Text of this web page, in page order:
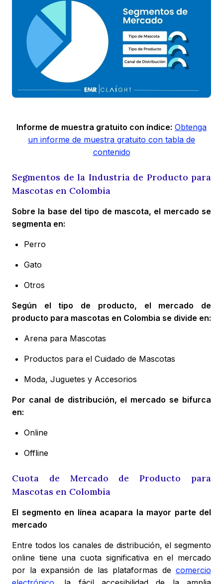
Informe de muestra gratuito con índice: Obtenga
un informe de muestra gratuito con tabla de
contenido
Segmentos de la Industria de Producto para
Mascotas en Colombia
Sobre la base del tipo de mascota, el mercado se
segmenta en:
Perro
Gato
Otros
Según el tipo de producto, el mercado de
producto para mascotas en Colombia se divide en:
Arena para Mascotas
Productos para el Cuidado de Mascotas
Moda, Juguetes y Accesorios
Por canal de distribución, el mercado se bifurca
en:
Online
Offline
Cuota de Mercado de Producto para
Mascotas en Colombia
El segmento en línea acapara la mayor parte del
mercado
Entre todos los canales de distribución, el segmento
online tiene una cuota significativa en el mercado
por la expansión de las plataformas de comercio